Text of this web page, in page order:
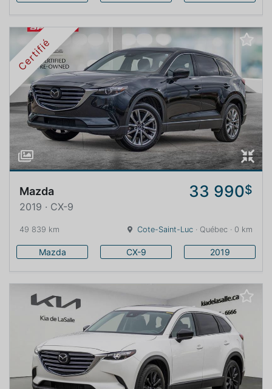
Certifié
Mazda 33 990$
2019 · CX-9
49 839 km Cote-Saint-Luc · Québec · 0 km
Mazda CX-9 2019